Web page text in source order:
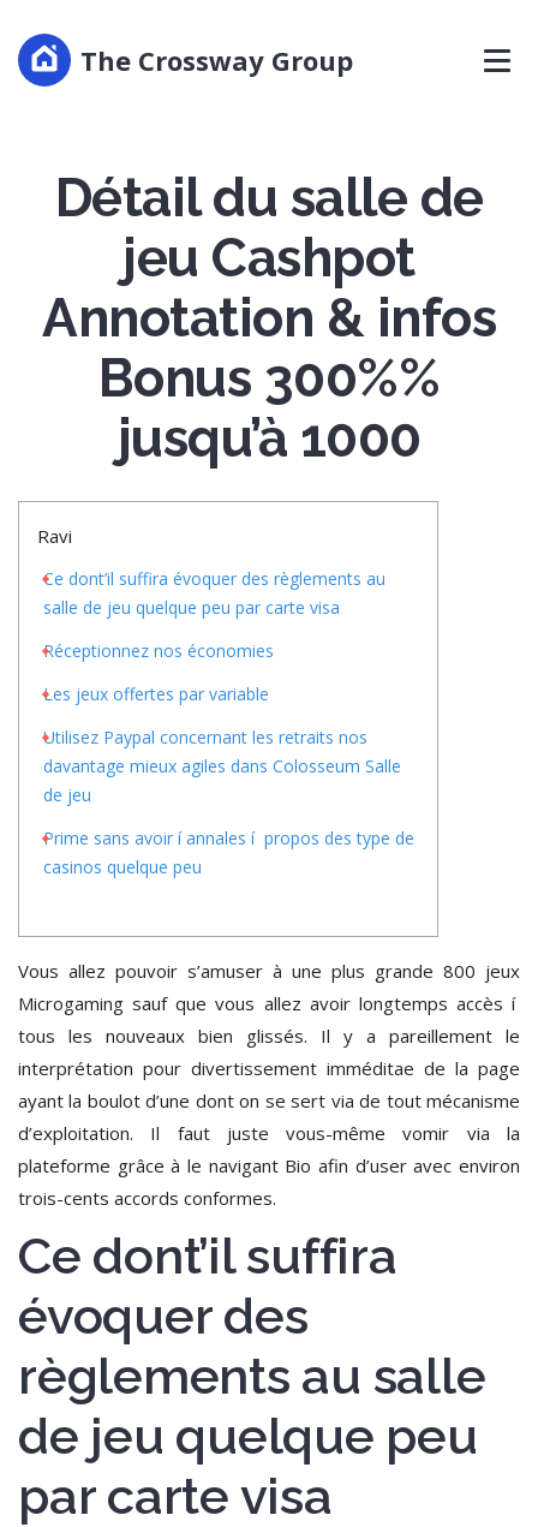
The Crossway Group
Détail du salle de
jeu Cashpot
Annotation & infos
Bonus 300%%
jusqu’à 1000
Ravi
Ce dont’il suffira évoquer des règlements au
salle de jeu quelque peu par carte visa
Réceptionnez nos économies
Les jeux offertes par variable
Utilisez Paypal concernant les retraits nos
davantage mieux agiles dans Colosseum Salle
de jeu
Prime sans avoir í annales í propos des type de
casinos quelque peu
Vous allez pouvoir s’amuser à une plus grande 800 jeux
Microgaming sauf que vous allez avoir longtemps accès í
tous les nouveaux bien glissés. Il y a pareillement le
interprétation pour divertissement imméditae de la page
ayant la boulot d’une dont on se sert via de tout mécanisme
d’exploitation. Il faut juste vous-même vomir via la
plateforme grâce à le navigant Bio afin d’user avec environ
trois-cents accords conformes.
Ce dont’il suffira
évoquer des
règlements au salle
de jeu quelque peu
par carte visa